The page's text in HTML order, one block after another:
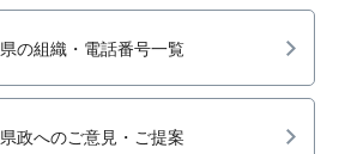
県の組織・電話番号一覧
県政へのご意見・ご提案